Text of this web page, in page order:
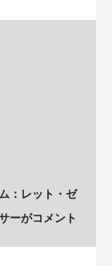
：レット・ゼ
ーがコメント